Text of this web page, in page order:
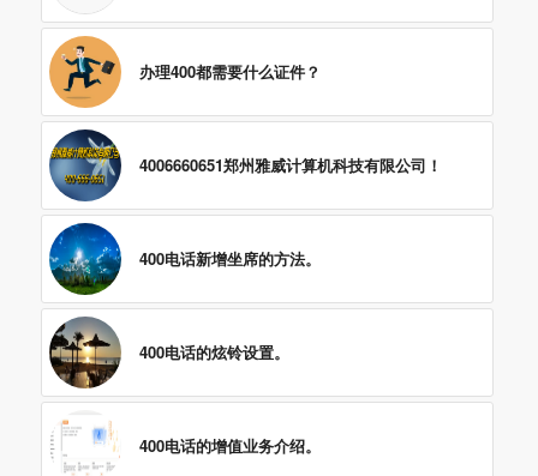
办理400都需要什么证件？
4006660651郑州雅威计算机科技有限公司！
400电话新增坐席的方法。
400电话的炫铃设置。
400电话的增值业务介绍。